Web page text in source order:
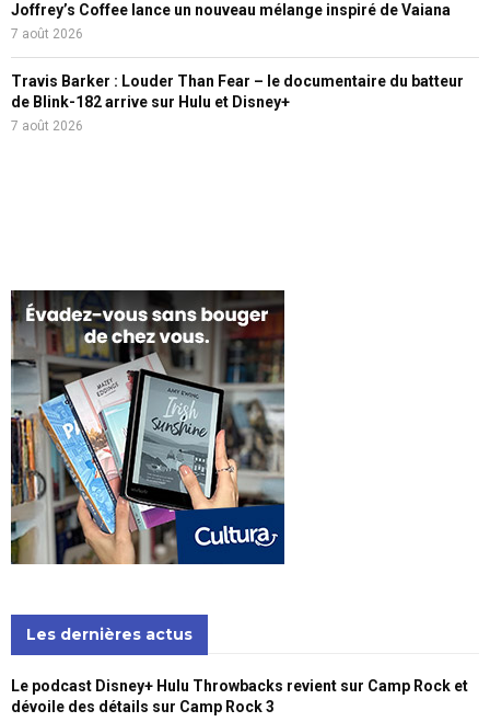
Joffrey’s Coffee lance un nouveau mélange inspiré de Vaiana
7 août 2026
Travis Barker : Louder Than Fear – le documentaire du batteur
de Blink-182 arrive sur Hulu et Disney+
7 août 2026
Les dernières actus
Le podcast Disney+ Hulu Throwbacks revient sur Camp Rock et
dévoile des détails sur Camp Rock 3